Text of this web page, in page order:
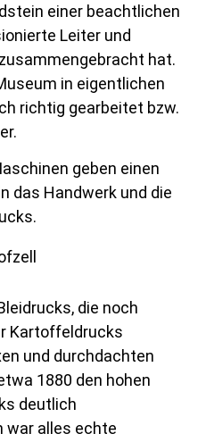
einer beachtlichen
Leiter und
hat.
in eigentlichen
richtig gearbeitet bzw.
geben einen
das Handwerk und die
die noch
Kartoffeldrucks
und durchdachten
1880 den hohen
deutlich
war alles echte